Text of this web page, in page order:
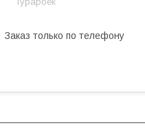
Заказ только по телефону